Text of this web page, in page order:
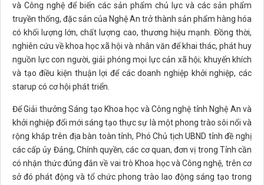
và Công nghệ để biến các sản phẩm chủ lực và các sản phẩm
truyền thống, đặc sản của Nghệ An trở thành sản phẩm hàng hóa
có khối lượng lớn, chất lượng cao, thương hiệu mạnh. Đồng thời,
nghiên cứu về khoa học xã hội và nhân văn để khai thác, phát huy
nguồn lực con người, giải phóng mọi lực cản xã hội; khuyến khích
và tạo điều kiện thuận lợi để các doanh nghiệp khởi nghiệp, các
starup có cơ hội phát triển.
Để Giải thưởng Sáng tạo Khoa học và Công nghệ tỉnh Nghệ An và
khởi nghiệp đổi mới sáng tạo thực sự là một phong trào sôi nổi và
rộng khắp trên địa bàn toàn tỉnh, Phó Chủ tịch UBND tỉnh đề nghị
các cấp ủy Đảng, Chính quyền, các cơ quan, đơn vị trong Tỉnh cần
có nhận thức đúng đắn về vai trò Khoa học và Công nghệ, trên cơ
sở đó phát động và tổ chức phong trào lao động sáng tạo trong